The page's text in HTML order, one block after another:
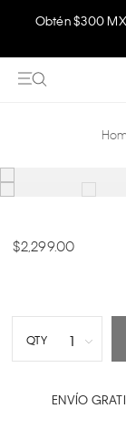
Obtén $300
2,299.00
QTY 1
ENVÍO